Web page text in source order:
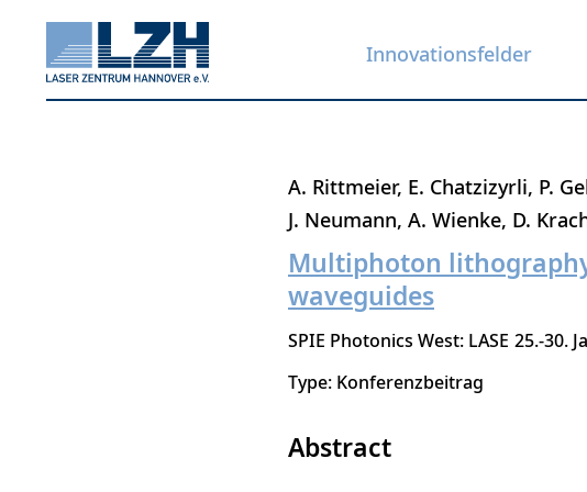
Innovationsfelder
A. Rittmeier E. Chatzizyrli P.
J. Neumann A. Wienke D.
Multiphoton
waveguides
SPIE Photonics West: LASE 25.-30.
Type: Konferenzbeitrag
Abstract